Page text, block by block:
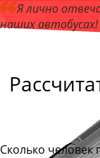
Я лично
наших автобусах!
Сколько человек